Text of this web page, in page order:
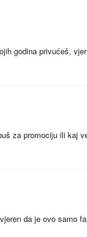
godina privućeš,
za promociju ili kaj
da je ovo samo